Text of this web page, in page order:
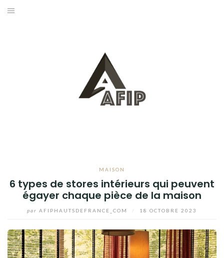
Aller
MAISON
6 types de stores intérieurs qui peuvent
égayer chaque pièce de la maison
par AFIPHAUTSDEFRANCE_COM 18 OCTOBRE 2023